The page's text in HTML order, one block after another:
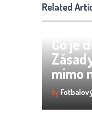
Related
Co je
mimo
by